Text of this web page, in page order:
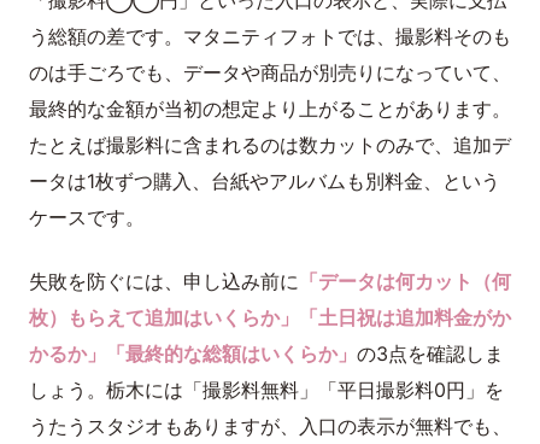
う総額の差です。マタニティフォトでは、撮影料そのも
のは手ごろでも、データや商品が別売りになっていて、
最終的な金額が当初の想定より上がることがあります。
たとえば撮影料に含まれるのは数カットのみで、追加デ
ータは1枚ずつ購入、台紙やアルバムも別料金、という
ケースです。
失敗を防ぐには、申し込み前に 「データは何カット（何
枚）もらえて追加はいくらか」「土日祝は追加料金がか
かるか」「最終的な総額はいくらか」 の3点を確認しま
しょう。栃木には「撮影料無料」「平日撮影料0円」を
うたうスタジオもありますが、入口の表示が無料でも、